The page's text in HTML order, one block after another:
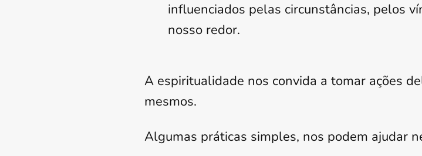
influenciados pelas circunstâncias, pelos
nosso redor.
A espiritualidade nos convida a tomar ações
mesmos.
Algumas práticas simples, nos podem ajudar